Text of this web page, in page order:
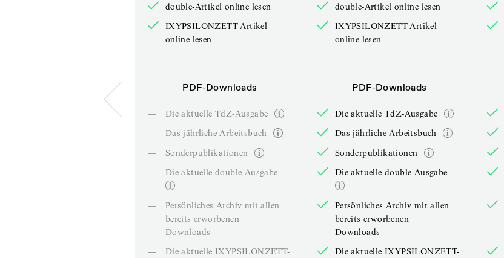
double-Artikel online lesen
IXYPSILONZETT-Artikel
online lesen
PDF-Downloads
—
Die aktuelle TdZ-Ausgabe
—
Das jährliche Arbeitsbuch
—
Sonderpublikationen
—
Die aktuelle double-Ausgabe
—
Persönliches Archiv mit allen
bereits erworbenen
Downloads
—
Die aktuelle IXYPSILONZETT-
double-Artikel online lesen
IXYPSILONZETT-Artikel
online lesen
PDF-Downloads
Die aktuelle TdZ-Ausgabe
Das jährliche Arbeitsbuch
Sonderpublikationen
Die aktuelle double-Ausgabe
Persönliches Archiv mit allen
bereits erworbenen
Downloads
Die aktuelle IXYPSILONZETT-